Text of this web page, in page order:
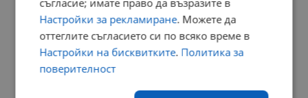
съгласие; имате право да възразите в
Настройки за рекламиране. Можете да
оттеглите съгласието си по всяко време в
Настройки на бисквитките. Политика за
поверителност